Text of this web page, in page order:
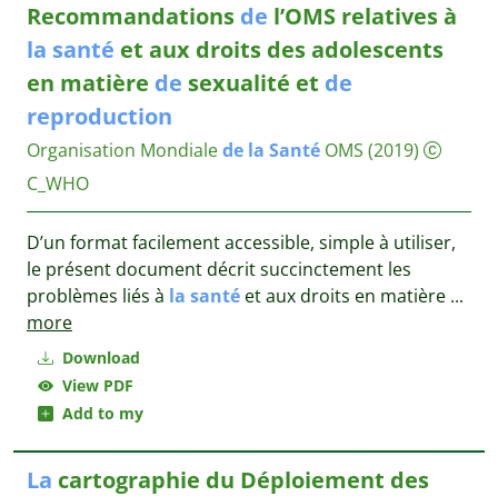
Download
View PDF
Add to my
Recommandations de l’OMS relatives à
la santé et aux droits des adolescents
en matière de sexualité et de
reproduction
Organisation Mondialede la Santé OMS (2019)
C_WHO
D’un format facilement accessible, simple à utiliser,
le présent document décrit succinctement les
problèmes liés à la santé et aux droits en matière ...
more
La cartographie du Déploiement des